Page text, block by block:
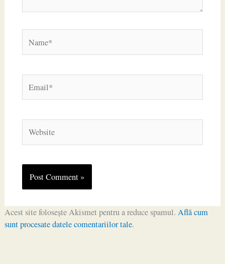
Acest site folosește Akismet pentru a reduce spamul. Află cum
sunt procesate datele comentariilor tale.